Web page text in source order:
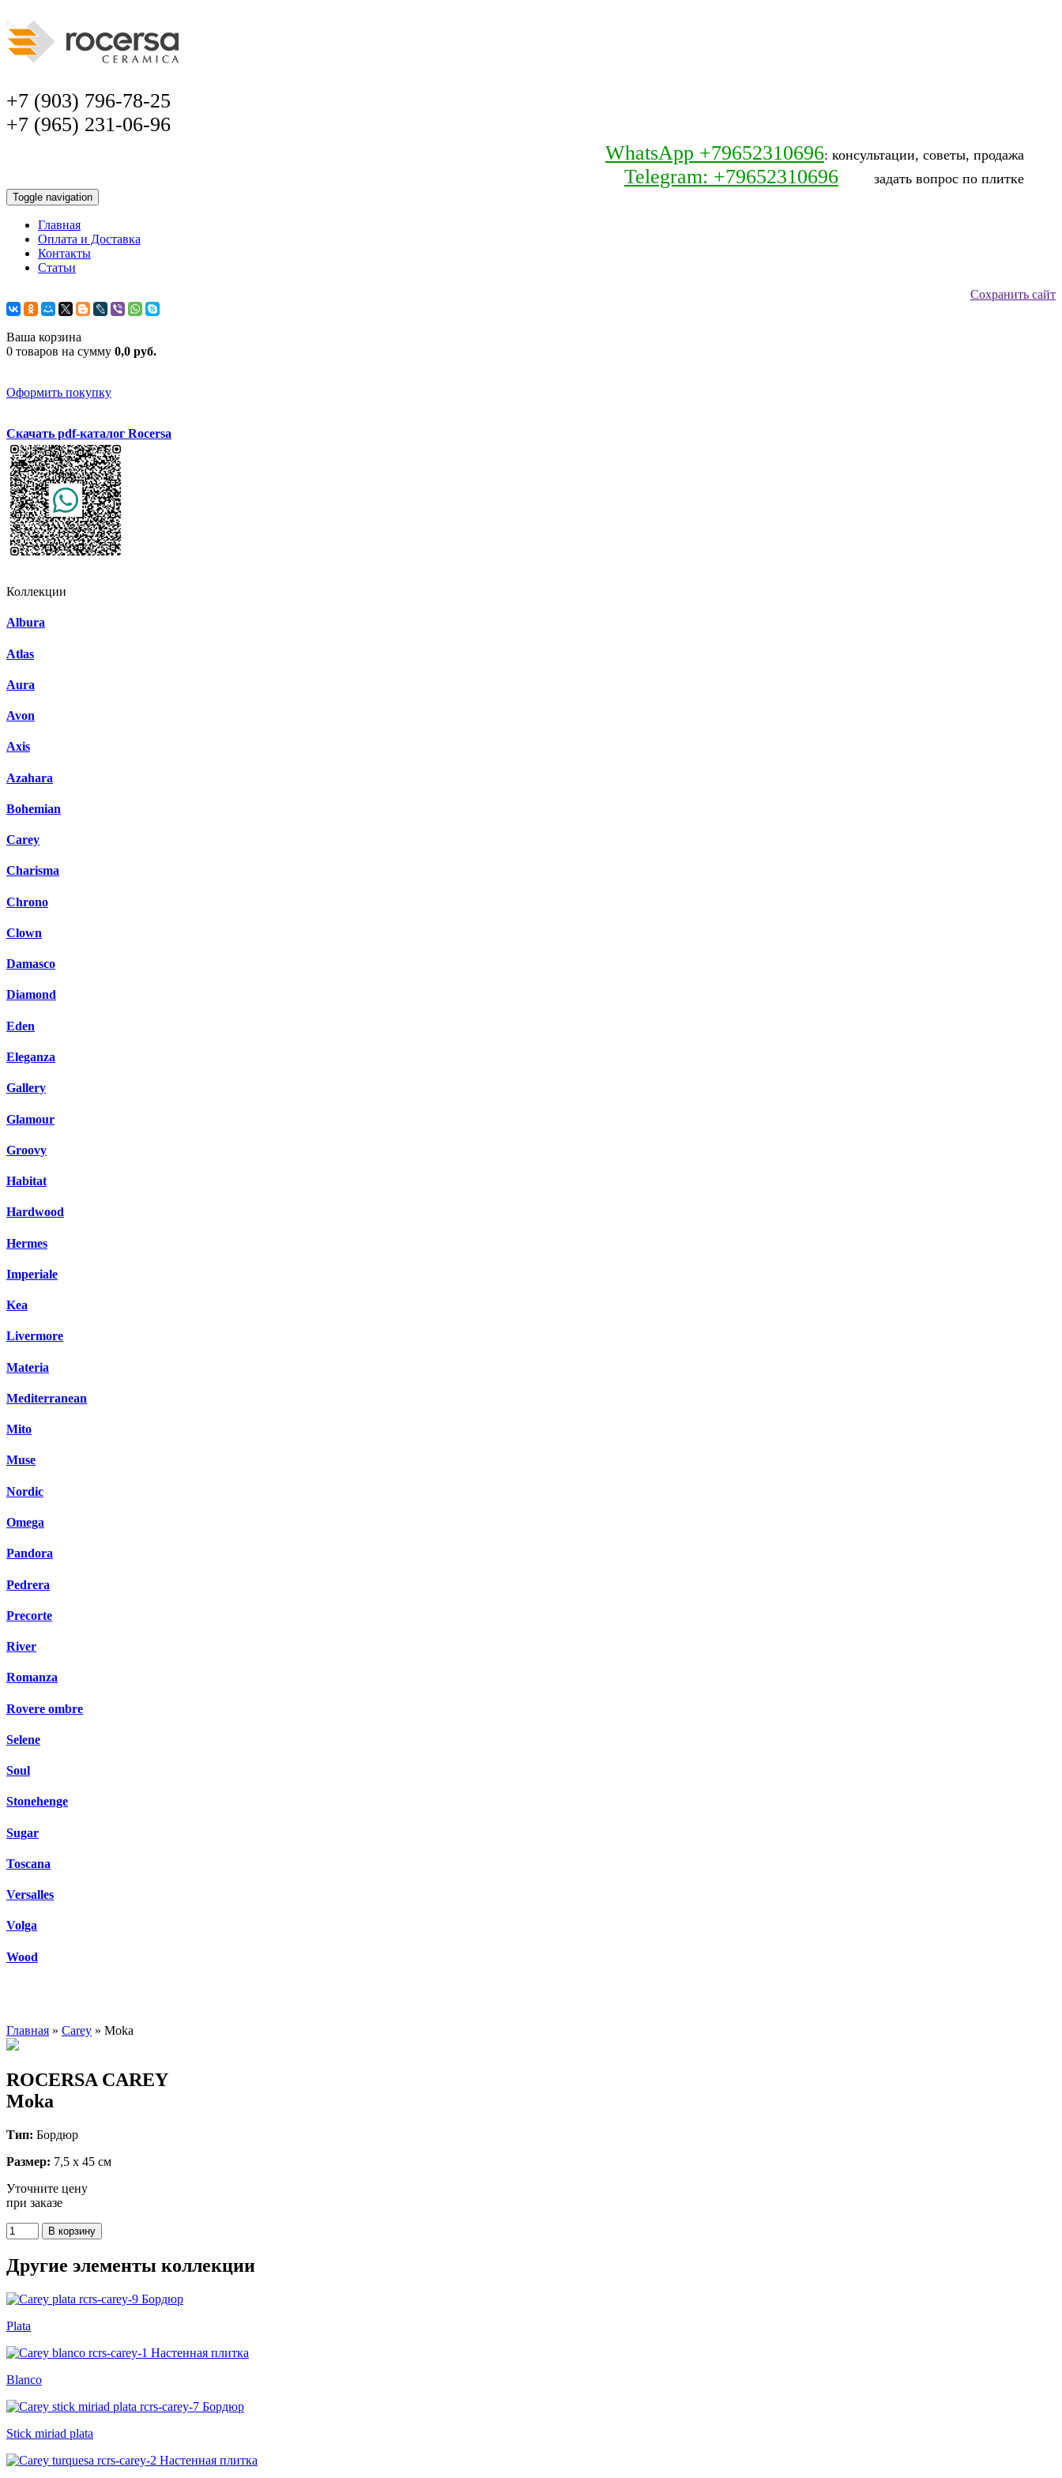
+7 (903) 796-78-25
+7 (965) 231-06-96
WhatsApp +79652310696: консультации, советы, продажа
Telegram: +79652310696 задать вопрос по плитке
Toggle navigation
Главная
Оплата и Доставка
Контакты
Статьи
Сохранить сайт
Ваша корзина
0 товаров на сумму 0,0 руб.
Оформить покупку
Скачать pdf-каталог Rocersa
Коллекции
Albura
Atlas
Aura
Avon
Axis
Azahara
Bohemian
Carey
Charisma
Chrono
Clown
Damasco
Diamond
Eden
Eleganza
Gallery
Glamour
Groovy
Habitat
Hardwood
Hermes
Imperiale
Kea
Livermore
Materia
Mediterranean
Mito
Muse
Nordic
Omega
Pandora
Pedrera
Precorte
River
Romanza
Rovere ombre
Selene
Soul
Stonehenge
Sugar
Toscana
Versalles
Volga
Wood
Главная » Carey » Moka
ROCERSA CAREY
Moka
Тип: Бордюр
Размер: 7,5 x 45 см
Уточните цену
при заказе
Другие элементы коллекции
Plata
Blanco
Stick miriad plata